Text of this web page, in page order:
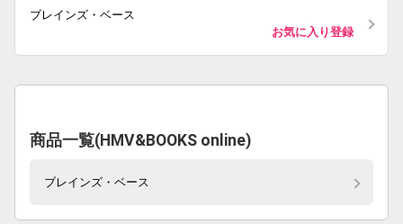
ブレインズ・ベース
お気に入り登録
商品一覧(HMV&BOOKS online)
ブレインズ・ベース